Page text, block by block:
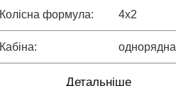
Колісна формула 4х2
Кабіна однорядна
Детальніше